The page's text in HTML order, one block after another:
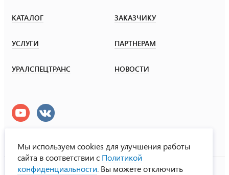
КАТАЛОГ ЗАКАЗЧИКУ
УСЛУГИ ПАРТНЕРАМ
УРАЛСПЕЦТРАНС НОВОСТИ
УралСпецТранс
Мы используем cookies для улучшения работы
сайта в соответствии с Политикой
конфиденциальности . Вы можете отключить